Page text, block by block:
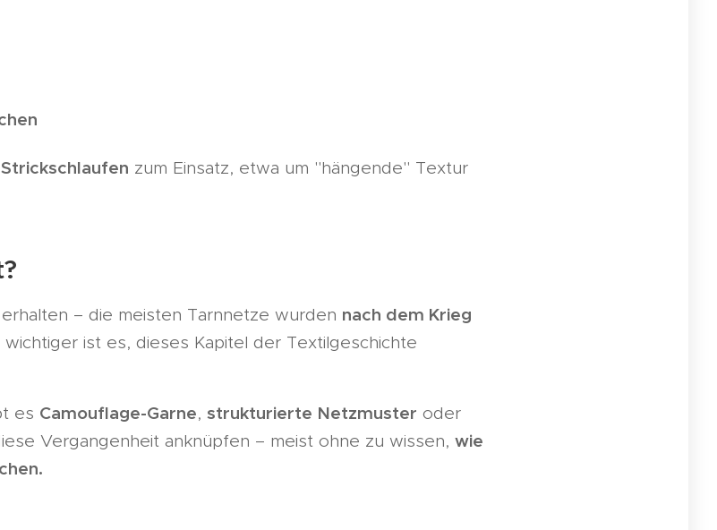
zum Einsatz, etwa um "hängende" Textur
– die meisten Tarnnetze wurden nach dem Krieg
wichtiger ist es, dieses Kapitel der Textilgeschichte
es Camouflage-Garne, strukturierte Netzmuster oder
Vergangenheit anknüpfen – meist ohne zu wissen, wie